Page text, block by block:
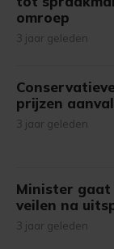
omroep
3 jaar geleden
prijzen
3 jaar geleden
Minister
veilen na
3 jaar geleden